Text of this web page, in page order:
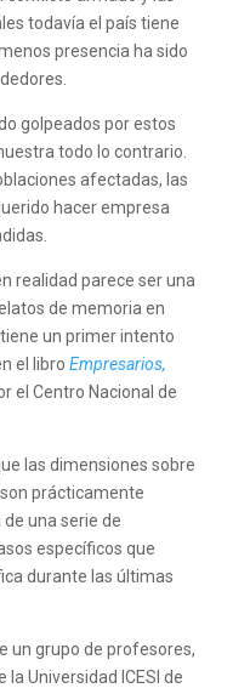
todavía el país tiene
presencia ha sido
golpeados por estos
todo lo contrario.
afectadas, las
hacer empresa
realidad parece ser una
de memoria en
un primer intento
el libro Empresarios,
el Centro Nacional de
las dimensiones sobre
prácticamente
una serie de
específicos que
durante las últimas
un grupo de profesores,
Universidad ICESI de